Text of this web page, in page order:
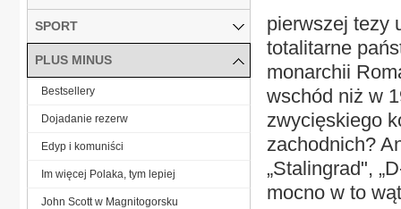
pierwszej tezy
totalitarne
monarchii
wschód niż w
zwycięskiego
zachodnich?
„Stalingrad",
mocno w to
SPORT
PLUS MINUS
Bestsellery
Dojadanie rezerw
Edyp i komuniści
Im więcej Polaka, tym lepiej
John Scott w Magnitogorsku